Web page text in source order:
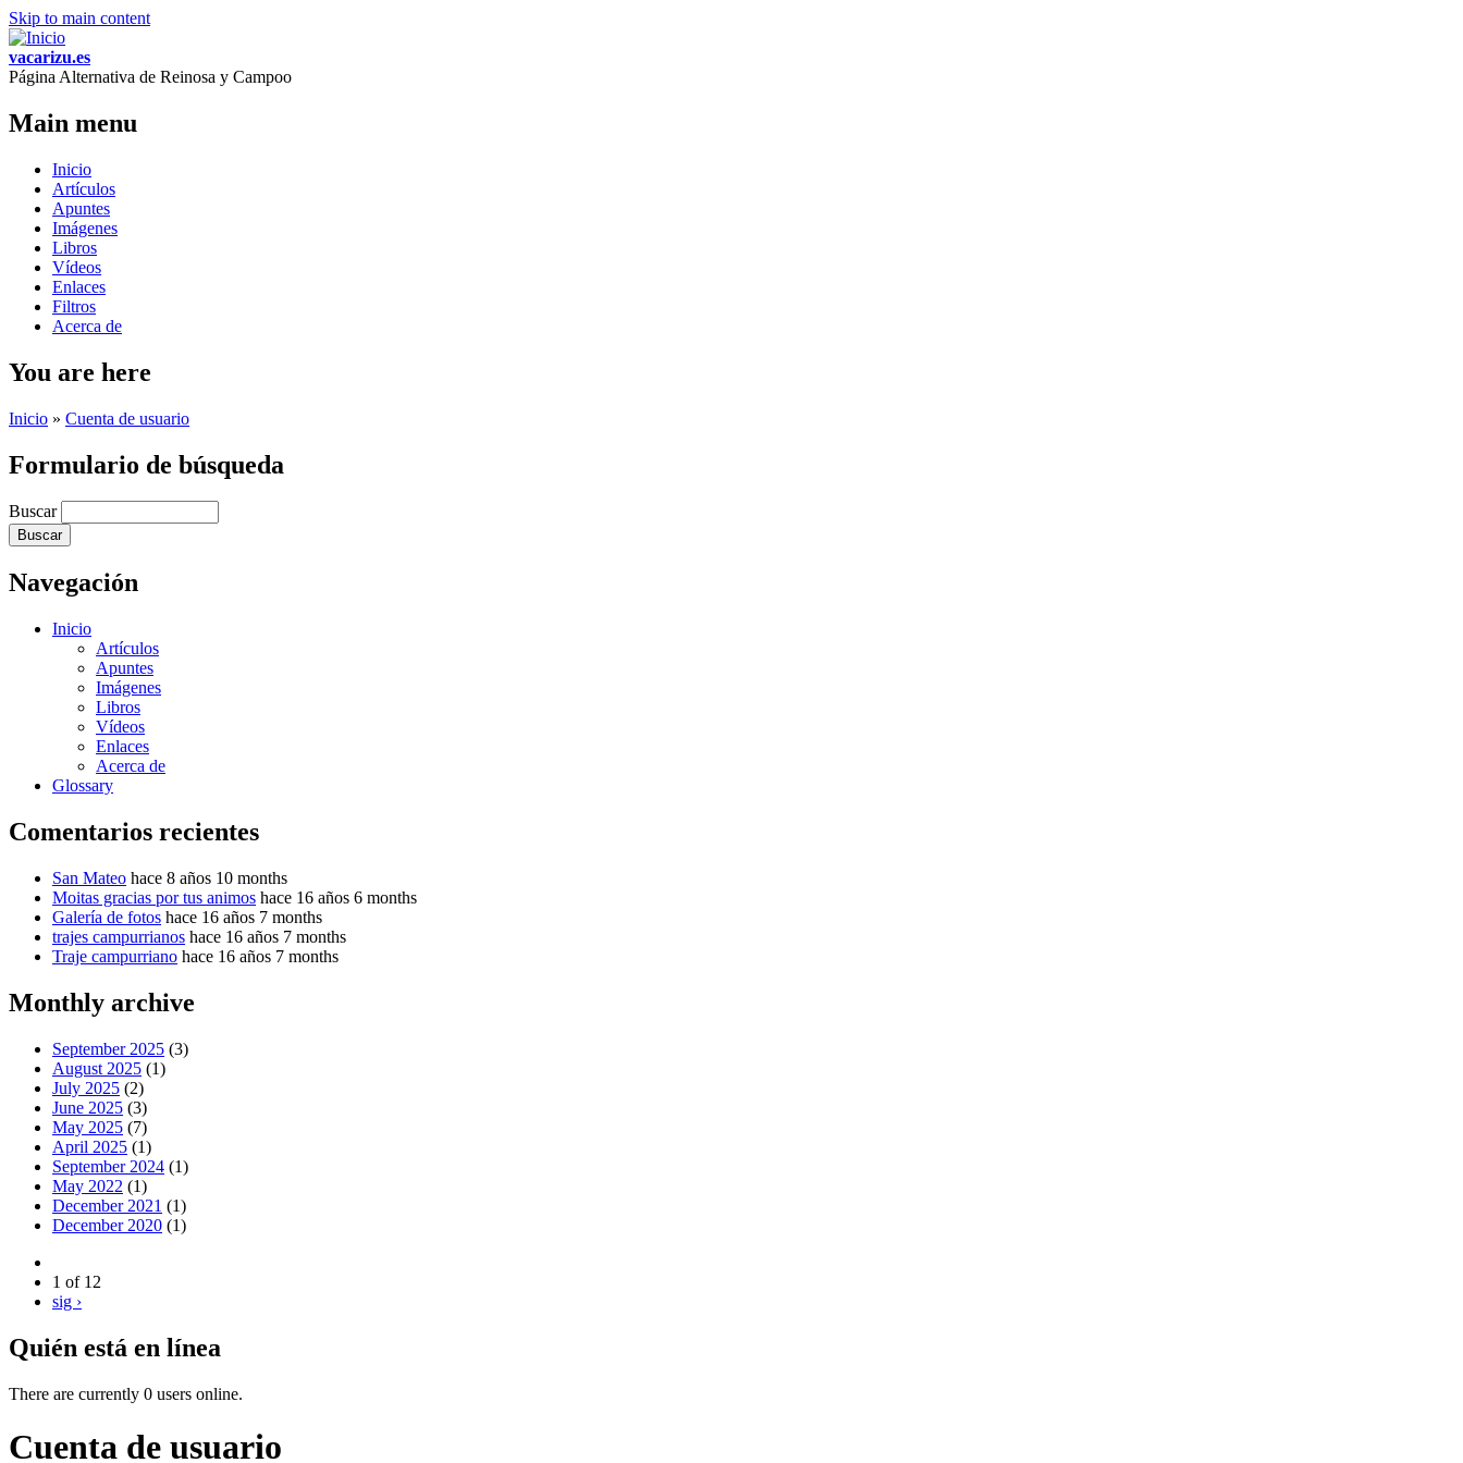
Skip to main content
vacarizu.es
Página Alternativa de Reinosa y Campoo
Main menu
Inicio
Artículos
Apuntes
Imágenes
Libros
Vídeos
Enlaces
Filtros
Acerca de
You are here
Inicio » Cuenta de usuario
Formulario de búsqueda
Buscar
Navegación
Inicio
Artículos
Apuntes
Imágenes
Libros
Vídeos
Enlaces
Acerca de
Glossary
Comentarios recientes
San Mateo hace 8 años 10 months
Moitas gracias por tus animos hace 16 años 6 months
Galería de fotos hace 16 años 7 months
trajes campurrianos hace 16 años 7 months
Traje campurriano hace 16 años 7 months
Monthly archive
September 2025 (3)
August 2025 (1)
July 2025 (2)
June 2025 (3)
May 2025 (7)
April 2025 (1)
September 2024 (1)
May 2022 (1)
December 2021 (1)
December 2020 (1)
1 of 12
sig ›
Quién está en línea
There are currently 0 users online.
Cuenta de usuario